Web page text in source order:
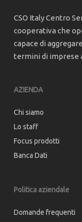
CSO Italy Centro
cooperativa che
capace di
termini di imprese
AZIENDA
Chi siamo
Lo staff
Focus prodotti
Banca Dati
Politica aziendale
Domande frequenti